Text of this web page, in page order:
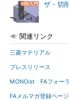
ザ・切
関連リンク
三菱マテリアル
プレスリリース
MONOist FAフォー
FAメルマガ登録ページ